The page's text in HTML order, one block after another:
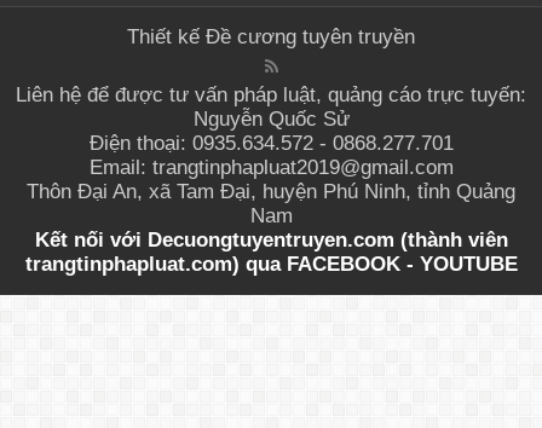
Thiết kế Đề cương tuyên truyền
Liên hệ để được tư vấn pháp luật, quảng cáo trực tuyến:
Nguyễn Quốc Sử
Điện thoại: 0935.634.572 - 0868.277.701
Email: trangtinphapluat2019@gmail.com
Thôn Đại An, xã Tam Đại, huyện Phú Ninh, tỉnh Quảng
Nam
Kết nối với Decuongtuyentruyen.com (thành viên
trangtinphapluat.com) quaFACEBOOK- YOUTUBE